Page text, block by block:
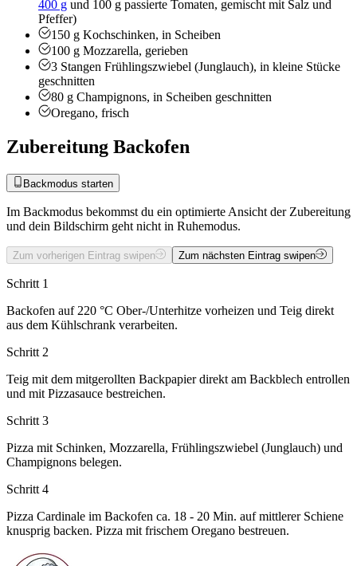
400 g und 100 g passierte Tomaten, gemischt mit Salz und
Pfeffer)
150 g Kochschinken, in Scheiben
100 g Mozzarella, gerieben
3 Stangen Frühlingszwiebel (Junglauch), in kleine Stücke
geschnitten
80 g Champignons, in Scheiben geschnitten
Oregano, frisch
Zubereitung Backofen
Backmodus starten
Im Backmodus bekommst du ein optimierte Ansicht der Zubereitung
und dein Bildschirm geht nicht in Ruhemodus.
Zum vorherigen Eintrag swipen Zum nächsten Eintrag swipen
Schritt 1
Backofen auf 220 °C Ober-/Unterhitze vorheizen und Teig direkt
aus dem Kühlschrank verarbeiten.
Schritt 2
Teig mit dem mitgerollten Backpapier direkt am Backblech entrollen
und mit Pizzasauce bestreichen.
Schritt 3
Pizza mit Schinken, Mozzarella, Frühlingszwiebel (Junglauch) und
Champignons belegen.
Schritt 4
Pizza Cardinale im Backofen ca. 18 - 20 Min. auf mittlerer Schiene
knusprig backen. Pizza mit frischem Oregano bestreuen.